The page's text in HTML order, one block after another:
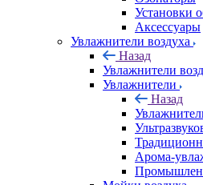
Установки
Аксессуары
Увлажнители воздуха
Назад
Увлажнители
Увлажнители
Назад
Арома-